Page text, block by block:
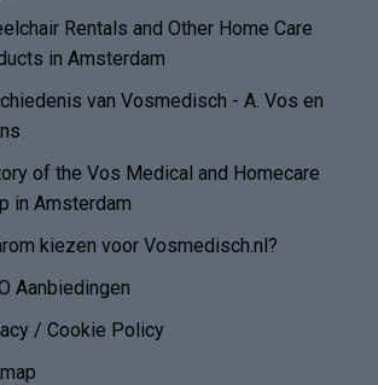
Rentals and Other Home Care
in Amsterdam
van Vosmedisch - A. Vos en
of the Vos Medical and Homecare
in Amsterdam
kiezen voor Vosmedisch.nl?
Aanbiedingen
/ Cookie Policy